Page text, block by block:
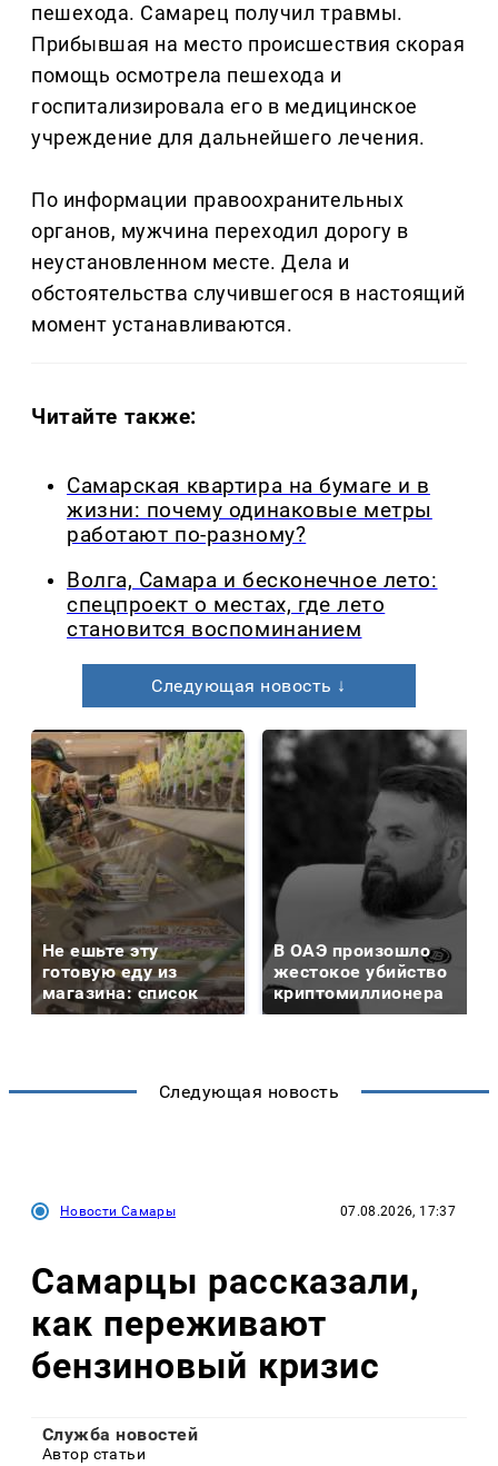
пешехода. Самарец получил травмы.
Прибывшая на место происшествия скорая
помощь осмотрела пешехода и
госпитализировала его в медицинское
учреждение для дальнейшего лечения.
По информации правоохранительных
органов, мужчина переходил дорогу в
неустановленном месте. Дела и
обстоятельства случившегося в настоящий
момент устанавливаются.
Читайте также:
Самарская квартира на бумаге и в
жизни: почему одинаковые метры
работают по-разному?
Волга, Самара и бесконечное лето:
спецпроект о местах, где лето
становится воспоминанием
Следующая новость ↓
Не ешьте эту
готовую еду из
магазина: список
В ОАЭ произошло
жестокое убийство
криптомиллионера
Следующая новость
Новости Самары 07.08.2026, 17:37
Самарцы рассказали,
как переживают
бензиновый кризис
Служба новостей
Автор статьи